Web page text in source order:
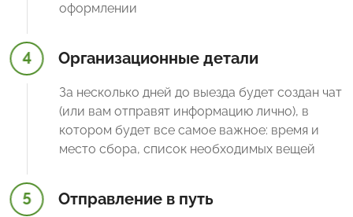
оформлении
4 Организационные детали
За несколько дней до выезда будет создан чат
(или вам отправят информацию лично), в
котором будет все самое важное: время и
место сбора, список необходимых вещей
5 Отправление в путь